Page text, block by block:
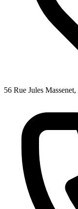
56 Rue Jules